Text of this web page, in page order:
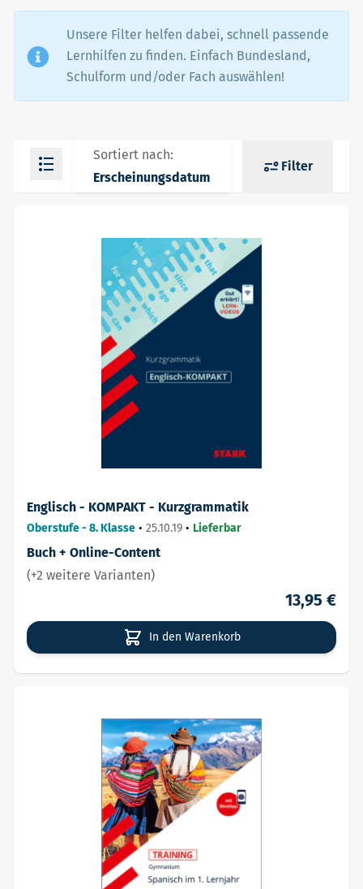
Unsere Filter helfen dabei, schnell passende
Lernhilfen zu finden. Einfach Bundesland,
Schulform und/oder Fach auswählen!
Sortiert nach:
Erscheinungsdatum
Filter
Englisch - KOMPAKT - Kurzgrammatik
Oberstufe - 8. Klasse • 25.10.19 • Lieferbar
Buch + Online-Content
(+2 weitere Varianten)
13,95 €
In den Warenkorb